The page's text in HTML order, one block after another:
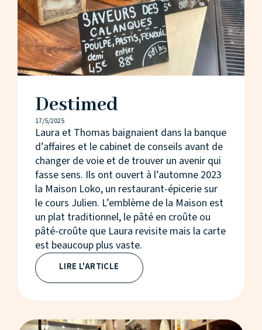
Destimed
17/5/2025
Laura et Thomas baignaient dans la banque
d’affaires et le cabinet de conseils avant de
changer de voie et de trouver un avenir qui
fasse sens. Ils ont ouvert à l’automne 2023
la Maison Loko, un restaurant-épicerie sur
le cours Julien. L’emblème de la Maison est
un plat traditionnel, le pâté en croûte ou
pâté-croûte que Laura revisite mais la carte
est beaucoup plus vaste.
LIRE L'ARTICLE